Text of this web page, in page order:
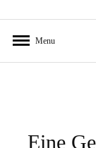
Menu
Eine